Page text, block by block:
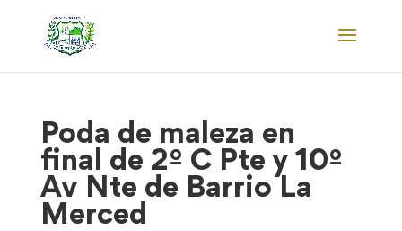
Poda de maleza en
final de 2º C Pte y 10º
Av Nte de Barrio La
Merced